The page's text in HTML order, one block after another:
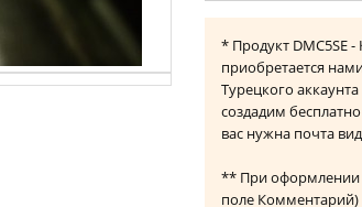
* Продукт DMC5SE
приобретается
Турецкого аккаунта
создадим
вас нужна почта
** При оформлении
поле